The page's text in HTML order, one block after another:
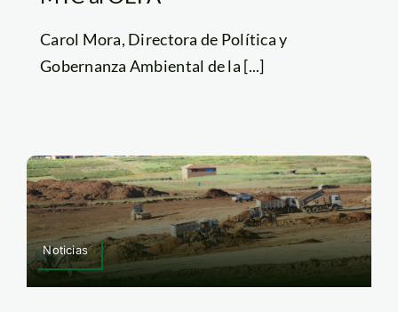
Carol Mora, Directora de Política y
Gobernanza Ambiental de la [...]
Noticias